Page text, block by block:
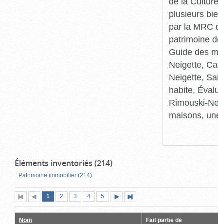
plusieurs
par la MRC
patrimoine
Guide des
Neigette,
Neigette,
habite,
Rimouski-
maisons,
Éléments inventoriés (214)
Patrimoine immobilier (214)
Première
page
Page
précédente
Page
1 (page
actuelle)
Page
2 Page
3 Page
4 Page
5
suivante
page
Nom Fait partie de